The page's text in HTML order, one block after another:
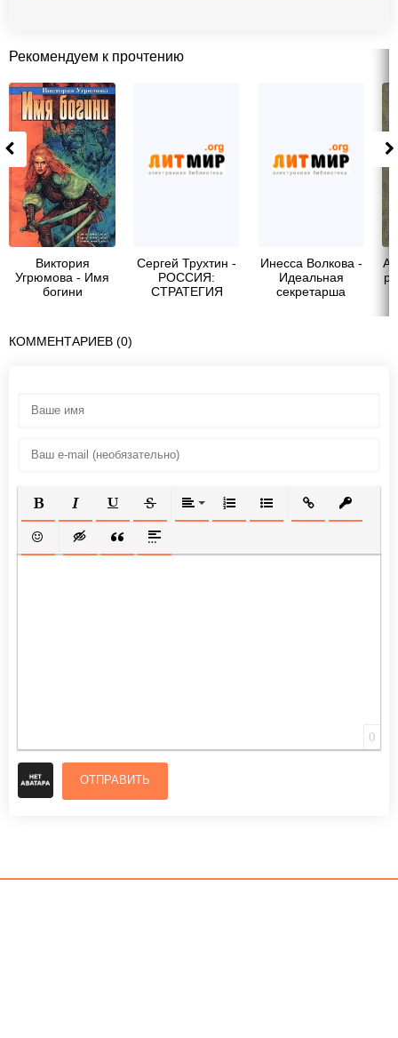
Рекомендуем к прочтению
Виктория
Угрюмова - Имя
богини
Сергей Трухтин -
РОССИЯ:
СТРАТЕГИЯ
Инесса Волкова -
Идеальная
секретарша
КОММЕНТАРИЕВ (0)
ПОЛУЖИРНЫЙ
КУРСИВПОДЧЕРКНУТЫЙ
ЗАЧЕРКНУТЫЙВЫРАВНИВАНИЕ
НУМЕРОВАННЫЙ СПИСОК
МАРКИРОВАННЫЙ
ВСТАВИТЬ
ВСТАВИТЬ СМАЙЛИК
ВСТАВКА СКРЫТОГО ТЕКСТА
ВСТАВКА ЦИТАТЫ
ВСТАВКА СПОЙЛЕРА
0
ОТПРАВИТЬ